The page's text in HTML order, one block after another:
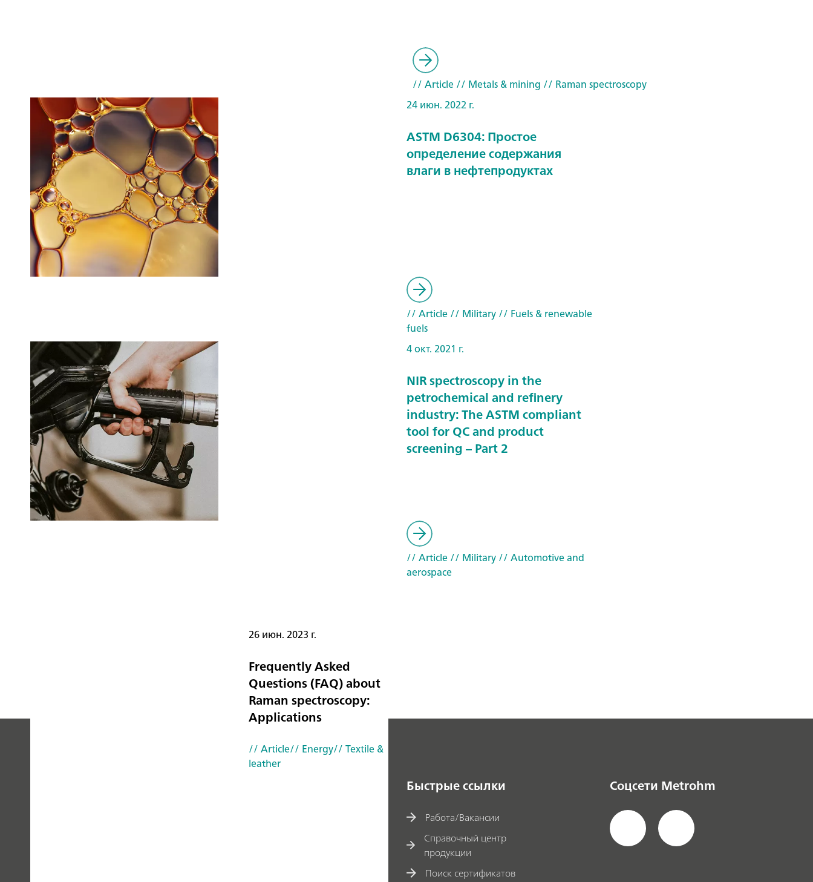
26 июн. 2023 г.
Frequently Asked
Questions (FAQ) about
Raman spectroscopy:
Applications
// Article// Energy// Textile &
leather
// Article// Metals & mining // Raman spectroscopy
24 июн. 2022 г.
ASTM D6304: Простое
определение содержания
влаги в нефтепродуктах
// Article// Military// Fuels & renewable
fuels
4 окт. 2021 г.
NIR spectroscopy in the
petrochemical and refinery
industry: The ASTM compliant
tool for QC and product
screening – Part 2
// Article// Military// Automotive and
aerospace
Быстрые ссылки
Работа/Вакансии
Справочный центр
продукции
Поиск сертификатов
Соцсети Metrohm